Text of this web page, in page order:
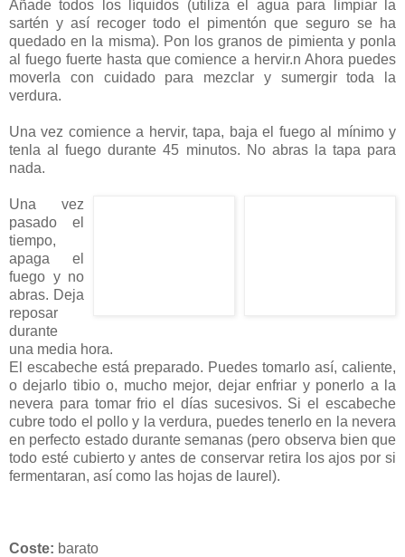
Añade todos los líquidos (utiliza el agua para limpiar la
sartén y así recoger todo el pimentón que seguro se ha
quedado en la misma). Pon los granos de pimienta y ponla
al fuego fuerte hasta que comience a hervir.n Ahora puedes
moverla con cuidado para mezclar y sumergir toda la
verdura.
Una vez comience a hervir, tapa, baja el fuego al mínimo y
tenla al fuego durante 45 minutos. No abras la tapa para
nada.
Una vez
pasado el
tiempo,
apaga el
fuego y no
abras. Deja
reposar
durante
una media hora.
El escabeche está preparado. Puedes tomarlo así, caliente,
o dejarlo tibio o, mucho mejor, dejar enfriar y ponerlo a la
nevera para tomar frio el días sucesivos. Si el escabeche
cubre todo el pollo y la verdura, puedes tenerlo en la nevera
en perfecto estado durante semanas (pero observa bien que
todo esté cubierto y antes de conservar retira los ajos por si
fermentaran, así como las hojas de laurel).
Coste: barato